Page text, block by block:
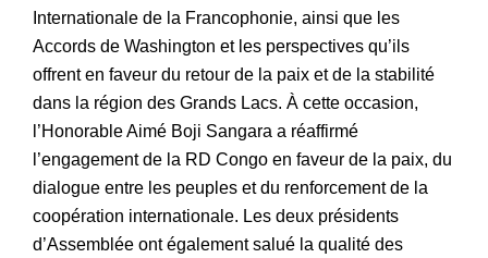
Internationale de la Francophonie, ainsi que les
Accords de Washington et les perspectives qu’ils
offrent en faveur du retour de la paix et de la stabilité
dans la région des Grands Lacs. À cette occasion,
l’Honorable Aimé Boji Sangara a réaffirmé
l’engagement de la RD Congo en faveur de la paix, du
dialogue entre les peuples et du renforcement de la
coopération internationale. Les deux présidents
d’Assemblée ont également salué la qualité des